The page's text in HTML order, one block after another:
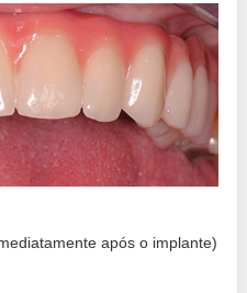
após o implante)